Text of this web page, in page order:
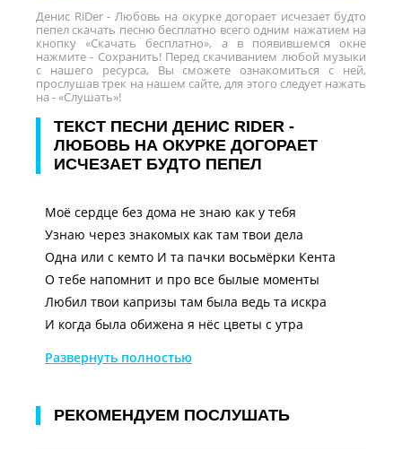
Денис RiDer - Любовь на окурке догорает исчезает будто
пепел скачать песню бесплатно всего одним нажатием на
кнопку «Скачать бесплатно», а в появившемся окне
нажмите - Сохранить! Перед скачиванием любой музыки
с нашего ресурса, Вы сможете ознакомиться с ней,
прослушав трек на нашем сайте, для этого следует нажать
на - «Слушать»!
ТЕКСТ ПЕСНИ ДЕНИС RIDER -
ЛЮБОВЬ НА ОКУРКЕ ДОГОРАЕТ
ИСЧЕЗАЕТ БУДТО ПЕПЕЛ
Моё сердце без дома не знаю как у тебя
Узнаю через знакомых как там твои дела
Одна или с кемто И та пачки восьмёрки Кента
О тебе напомнит и про все былые моменты
Любил твои капризы там была ведь та искра
И когда была обижена я нёс цветы с утра
Время лечит но порез тот так и не зажил
Развернуть полностью
РЕКОМЕНДУЕМ ПОСЛУШАТЬ